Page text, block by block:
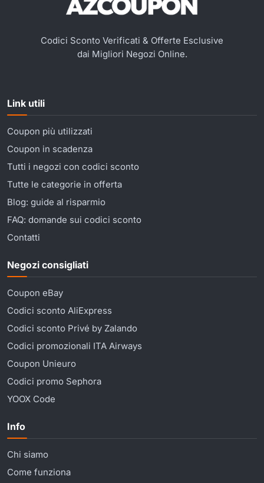
Codici Sconto Verificati & Offerte Esclusive
dai Migliori Negozi Online.
Link utili
Coupon più utilizzati
Coupon in scadenza
Tutti i negozi con codici sconto
Tutte le categorie in offerta
Blog: guide al risparmio
FAQ: domande sui codici sconto
Contatti
Negozi consigliati
Coupon eBay
Codici sconto AliExpress
Codici sconto Privé by Zalando
Codici promozionali ITA Airways
Coupon Unieuro
Codici promo Sephora
YOOX Code
Info
Chi siamo
Come funziona